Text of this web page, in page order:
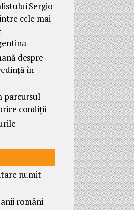
Sergio
cele mai
despre
în
parcursul
condiții
numit
români